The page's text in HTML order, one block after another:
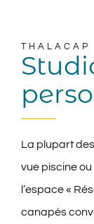
THALACAP
La plupart
vue piscine
l’espace «
canapés